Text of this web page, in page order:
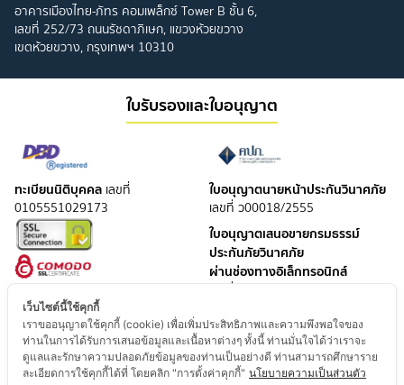
อาคารเมืองไทย-ภัทร คอมเพล็กซ์ Tower B ชั้น 6,
เลขที่ 252/73 ถนนรัชดาภิเษก, แขวงห้วยขวาง
เขตห้วยขวาง, กรุงเทพฯ 10310
ใบรับรองและใบอนุญาต
ทะเบียนนิติบุคคล เลขที่
0105551029173
ใบอนุญาตนายหน้าประกันวินาศภัย
เลขที่ ว00018/2555
ใบอนุญาตเสนอขายกรมธรรม์
ประกันภัยวินาศภัย
ผ่านช่องทางอิเล็กทรอนิกส์
เลขที่ อลว 007021000/2561
ใบอนุญาตนายหน้าประกันชีวิต
เลขที่ ช00004/2551
ใบอนุญาตเสนอขายกรมธรรม์
ประกันชีวิต
เว็บไซต์นี้ใช้คุกกี้
เราขออนุญาตใช้คุกกี้ (cookie) เพื่อเพิ่มประสิทธิภาพและความพึงพอใจของ
ท่านในการได้รับการเสนอข้อมูลและเนื้อหาต่างๆ ทั้งนี้ ท่านมั่นใจได้ว่าเราจะ
ดูแลและรักษาความปลอดภัยข้อมูลของท่านเป็นอย่างดี ท่านสามารถศึกษาราย
ละเอียดการใช้คุกกี้ได้ที่ โดยคลิก "การตั้งค่าคุกกี้" นโยบายความเป็นส่วนตัว